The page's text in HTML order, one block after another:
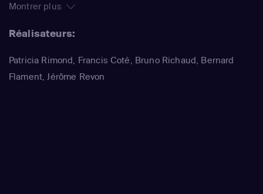
Montrer plus
Réalisateurs:
Patricia Rimond, Francis Coté, Bruno Richaud, Bernard
Flament, Jérôme Revon